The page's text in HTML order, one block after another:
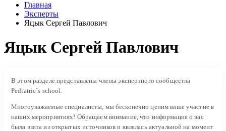
Главная
Эксперты
Яцык Сергей Павлович
Яцык Сергей Павлович
В этом разделе представлены члены экспертного сообщества
Pediatric`s school.
Многоуважаемые специалисты, мы бесконечно ценим ваше участие в
наших мероприятиях! Обращаем внимание, что информация о вас
была взята из открытых источников и являлась актуальной на момент